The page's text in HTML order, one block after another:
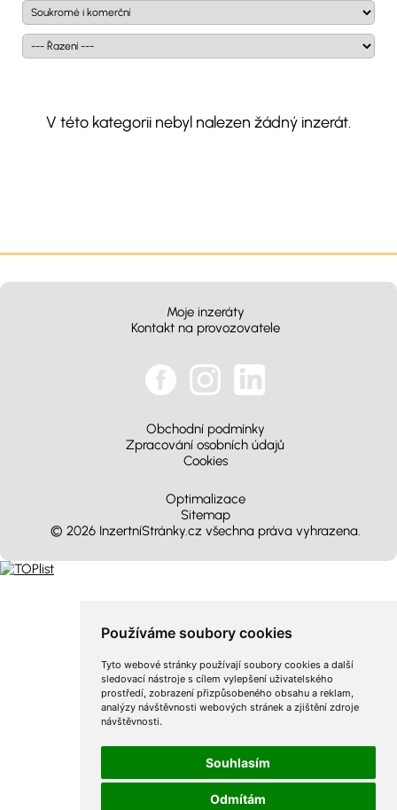
Používáme soubory cookies
Tyto webové stránky používají soubory cookies a další
sledovací nástroje s cílem vylepšení uživatelského
prostředí, zobrazení přizpůsobeného obsahu a reklam,
analýzy návštěvnosti webových stránek a zjištění zdroje
návštěvnosti.
Souhlasím
Odmítám
V této kategorii nebyl nalezen žádný inzerát.
Moje inzeráty
Kontakt na provozovatele
Obchodní podmínky
Zpracování osobních údajů
Cookies
Optimalizace
Sitemap
© 2026 InzertníStránky.cz všechna práva vyhrazena.